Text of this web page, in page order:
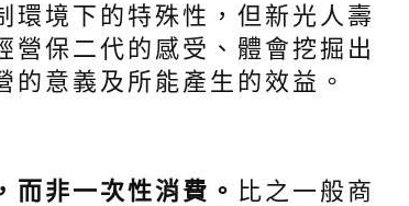
環境下的特殊性，但新光人壽
營保二代的感受、體會挖掘出
意義及所能產生的效益。
而非一次性消費。 比之一般商